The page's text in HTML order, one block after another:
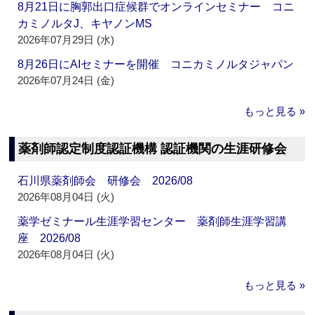
8月21日に胸郭出口症候群でオンラインセミナー コニ
カミノルタJ、キヤノンMS
2026年07月29日 (水)
8月26日にAIセミナーを開催 コニカミノルタジャパン
2026年07月24日 (金)
もっと見る »
薬剤師認定制度認証機構 認証機関の生涯研修会
石川県薬剤師会 研修会 2026/08
2026年08月04日 (火)
薬学ゼミナール生涯学習センター 薬剤師生涯学習講
座 2026/08
2026年08月04日 (火)
もっと見る »